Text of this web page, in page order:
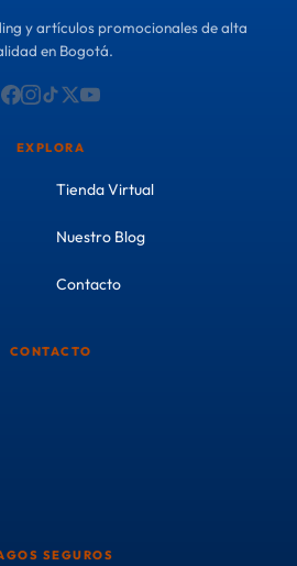
y artículos promocionales de alta
en Bogotá.
EXPLORA
Tienda Virtual
Nuestro Blog
Contacto
CONTACTO
SEGUROS